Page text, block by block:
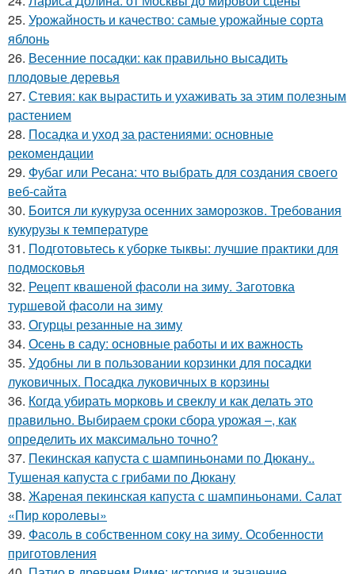
25. Урожайность и качество: самые урожайные сорта
яблонь
26. Весенние посадки: как правильно высадить
плодовые деревья
27. Стевия: как вырастить и ухаживать за этим полезным
растением
28. Посадка и уход за растениями: основные
рекомендации
29. Фубаг или Ресана: что выбрать для создания своего
веб-сайта
30. Боится ли кукуруза осенних заморозков. Требования
кукурузы к температуре
31. Подготовьтесь к уборке тыквы: лучшие практики для
подмосковья
32. Рецепт квашеной фасоли на зиму. Заготовка
туршевой фасоли на зиму
33. Огурцы резанные на зиму
34. Осень в саду: основные работы и их важность
35. Удобны ли в пользовании корзинки для посадки
луковичных. Посадка луковичных в корзины
36. Когда убирать морковь и свеклу и как делать это
правильно. Выбираем сроки сбора урожая –, как
определить их максимально точно?
37. Пекинская капуста с шампиньонами по Дюкану..
Тушеная капуста с грибами по Дюкану
38. Жареная пекинская капуста с шампиньонами. Салат
«Пир королевы»
39. Фасоль в собственном соку на зиму. Особенности
приготовления